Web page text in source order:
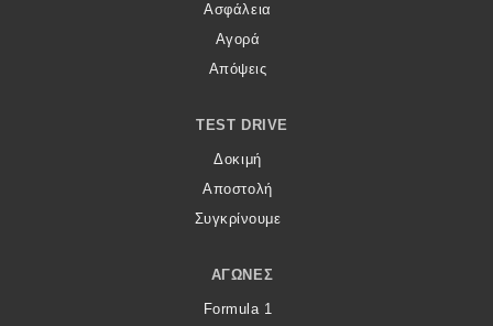
Ασφάλεια
Αγορά
Απόψεις
TEST DRIVE
Δοκιμή
Αποστολή
Συγκρίνουμε
ΑΓΏΝΕΣ
Formula 1